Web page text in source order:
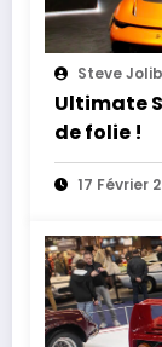
Steve
Ultimate
de folie !
17 Février